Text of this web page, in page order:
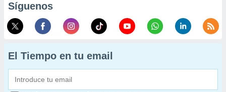
Síguenos
El Tiempo en tu email